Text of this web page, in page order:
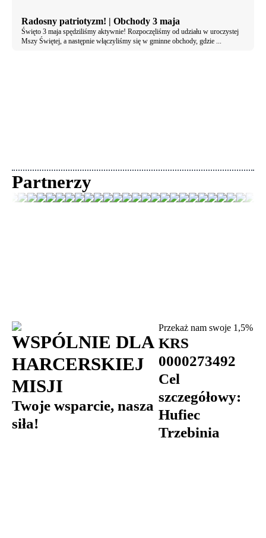
Radosny patriotyzm! | Obchody 3 maja
Święto 3 maja spędziliśmy aktywnie! Rozpoczęliśmy od udziału w uroczystej
Mszy Świętej, a następnie włączyliśmy się w gminne obchody, gdzie ...
Partnerzy
WSPÓLNIE DLA
HARCERSKIEJ
MISJI
Twoje wsparcie, nasza
siła!
Przekaż nam swoje 1,5%
KRS
0000273492
Cel
szczegółowy:
Hufiec
Trzebinia